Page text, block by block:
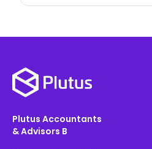
Plutus Accountants
& Advisors B